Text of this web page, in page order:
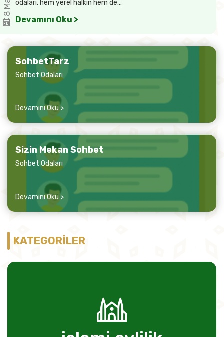
odaları, hem yerel halkın hem de...
Devamını Oku >
SohbetTarz
Sohbet Odaları
Devamını Oku >
Sizin Mekan Sohbet
Sohbet Odaları
Devamını Oku >
KATEGORİLER